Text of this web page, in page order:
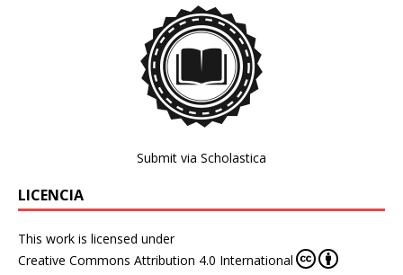
Submit via Scholastica
LICENCIA
This work is licensed under
Creative Commons Attribution 4.0 International